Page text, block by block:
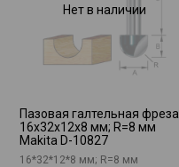
Нет в наличии
Пазовая галтельная фреза
16х32х12х8 мм; R=8 мм
Makita D-10827
16*32*12*8 мм; R=8 мм